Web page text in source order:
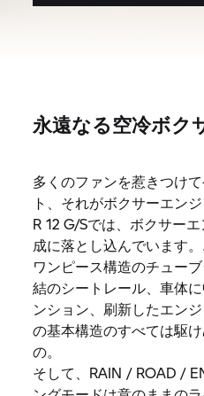
永遠なる空冷ボク
多くのファンを惹きつけ
ト、それがボクサーエンジ
R 12 G/Sでは、ボクサー
成に落とし込んでいます
ワンピース構造のチュー
結のシートレール、車体
ンション、刷新したエン
の基本構造のすべては駆
の。
そして、RAIN / ROAD /